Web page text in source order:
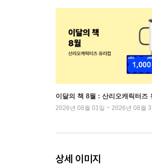
이달의 책 8월 : 산리오캐릭터즈
2026년 08월 01일 ~ 2026년 08월
상세 이미지